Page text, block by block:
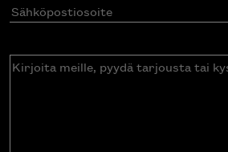
Sähköpostiosoite(Pakollinen)
Kirjoita